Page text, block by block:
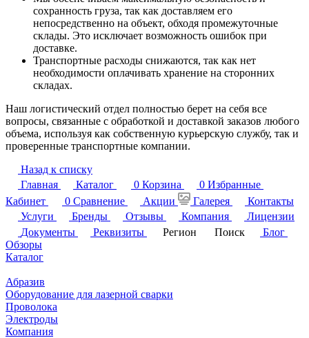
сохранность груза, так как доставляем его
непосредственно на объект, обходя промежуточные
склады. Это исключает возможность ошибок при
доставке.
Транспортные расходы снижаются, так как нет
необходимости оплачивать хранение на сторонних
складах.
Наш логистический отдел полностью берет на себя все
вопросы, связанные с обработкой и доставкой заказов любого
объема, используя как собственную курьерскую службу, так и
проверенные транспортные компании.
Назад к списку
Главная
Каталог 0 Корзина 0 Избранные
Кабинет
0 Сравнение Акции Галерея
Контакты
Услуги
Бренды Отзывы Компания
Лицензии
Документы
Реквизиты Регион Поиск
Блог
Обзоры
Каталог
Абразив
Оборудование для лазерной сварки
Проволока
Электроды
Компания